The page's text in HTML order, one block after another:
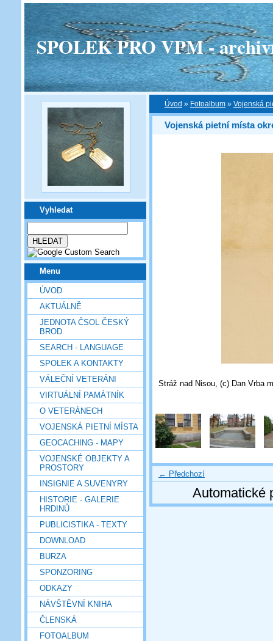
SPOLEK PRO VPM -
Vyhledat
Menu
ÚVOD
AKTUÁLNĚ
JEDNOTA ČSOL ČESKÝ
BROD
SEARCH - LANGUAGE
SPOLEK A KONTAKTY
VÁLEČNÍ VETERÁNI
VIRTUÁLNÍ PAMÁTNÍK
O VETERÁNECH
VOJENSKÁ PIETNÍ MÍSTA
GEOCACHING - MAPY
VOJENSKÉ OBJEKTY A
PROSTORY
INSIGNIE A SUVENYRY
HISTORIE - GALERIE
HRDINŮ
PUBLICISTIKA - TEXTY
DOWNLOAD
BURZA
SPONZORING
ODKAZY
NÁVŠTĚVNÍ KNIHA
ČLENSKÁ
FOTOALBUM
Úvod » Fotoalbum » Vojenská
Vojenská pietní místa
Stráž nad Nisou, (c) Dan Vrba
← Předchozí
Automatické